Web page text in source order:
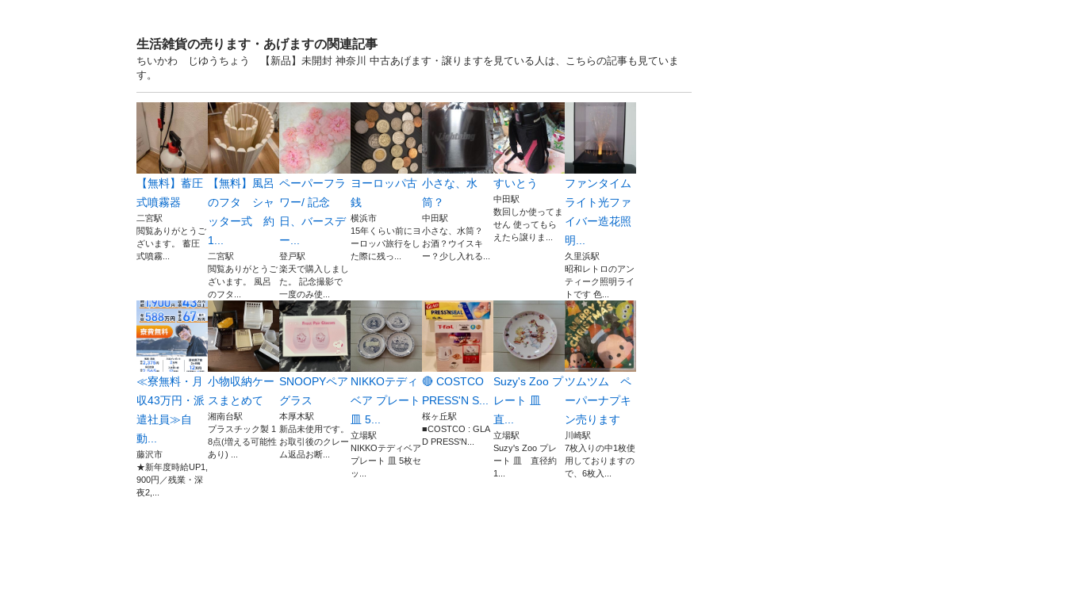
生活雑貨の売ります・あげますの関連記事
ちいかわ じゆうちょう 【新品】未開封 神奈川 中古あげます・譲りますを見ている人は、こちらの記事も見ていま
す。
【無料】蓄圧
式噴霧器
二宮駅
閲覧ありがとうご
ざいます。 蓄圧
式噴霧...
【無料】風呂
のフタ シャ
ッター式 約
1...
二宮駅
閲覧ありがとうご
ざいます。 風呂
のフタ...
ペーパーフラ
ワー/ 記念
日、バースデ
ー...
登戸駅
楽天で購入しまし
た。 記念撮影で
一度のみ使...
ヨーロッパ古
銭
横浜市
15年くらい前にヨ
ーロッパ旅行をし
た際に残っ...
小さな、水
筒？
中田駅
小さな、水筒？
お酒？ウイスキ
ー？少し入れる...
すいとう
中田駅
数回しか使ってま
せん 使ってもら
えたら譲りま...
ファンタイム
ライト光ファ
イバー造花照
明...
久里浜駅
昭和レトロのアン
ティーク照明ライ
トです 色...
≪寮無料・月
収43万円・派
遣社員≫自
動...
藤沢市
★新年度時給UP1,
900円／残業・深
夜2,...
小物収納ケー
スまとめて
湘南台駅
プラスチック製 1
8点(増える可能性
あり) ...
SNOOPYペア
グラス
本厚木駅
新品未使用です。
お取引後のクレー
ム返品お断...
NIKKOテディ
ベア プレート
皿 5...
立場駅
NIKKOテディベア
プレート 皿 5枚セ
ッ...
🔴 COSTCO
PRESS'N S...
桜ヶ丘駅
■COSTCO : GLA
D PRESS'N...
Suzy's Zoo プ
レート 皿
直...
立場駅
Suzy's Zoo プレ
ート 皿 直径約
1...
ツムツム ペ
ーパーナプキ
ン売ります
川崎駅
7枚入りの中1枚使
用しておりますの
で、6枚入...